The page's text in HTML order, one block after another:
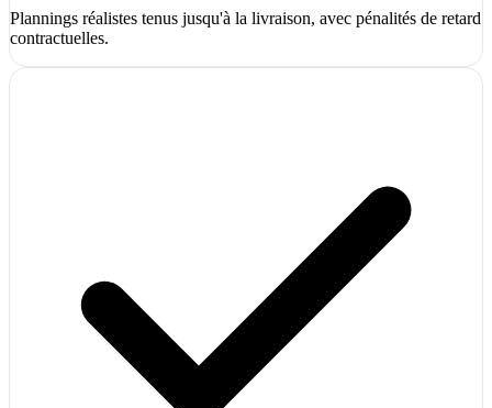
Plannings réalistes tenus jusqu'à la livraison, avec pénalités de retard
contractuelles.